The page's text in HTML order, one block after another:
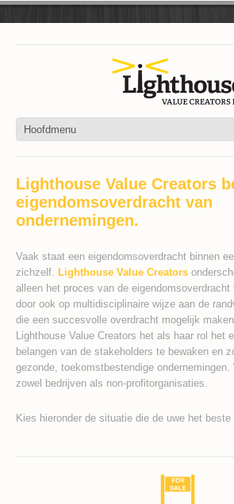
Lighthouse Value Creators
eigendomsoverdracht van
ondernemingen.
Vaak staat een eigendomsoverdracht binnen
zichzelf. Lighthouse Value Creators
alleen het proces van de eigendomsoverdracht
door ook op multidisciplinaire wijze aan de
die een succesvolle overdracht mogelijk
Lighthouse Value Creators het als haar rol het
belangen van de stakeholders te bewaken en
gezonde, toekomstbestendige ondernemingen.
zowel bedrijven als non-profitorganisaties.
Kies hieronder de situatie die de uwe het